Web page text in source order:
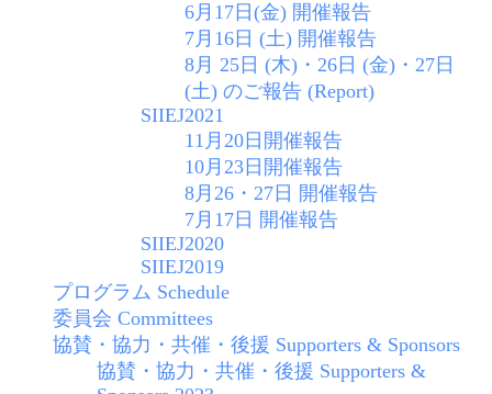
6月17日(金) 開催報告
7月16日 (土) 開催報告
8月 25日 (木)・26日 (金)・27日
(土) のご報告 (Report)
SIIEJ2021
11月20日開催報告
10月23日開催報告
8月26・27日 開催報告
7月17日 開催報告
SIIEJ2020
SIIEJ2019
プログラム Schedule
委員会 Committees
協賛・協力・共催・後援 Supporters & Sponsors
協賛・協力・共催・後援 Supporters &